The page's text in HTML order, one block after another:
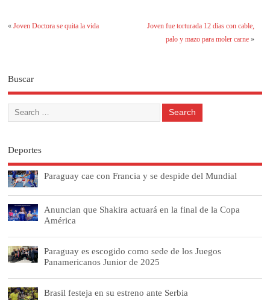
«Joven Doctora se quita la vida
Joven fue torturada 12 días con cable,
palo y mazo para moler carne»
Buscar
Deportes
Paraguay cae con Francia y se despide del Mundial
Anuncian que Shakira actuará en la final de la Copa
América
Paraguay es escogido como sede de los Juegos
Panamericanos Junior de 2025
Brasil festeja en su estreno ante Serbia